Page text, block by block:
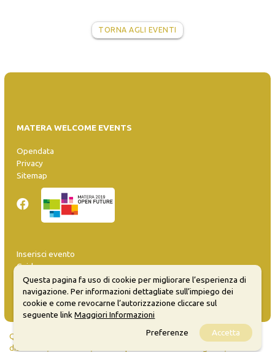
TORNA AGLI EVENTI
MATERA WELCOME EVENTS
Opendata
Privacy
Sitemap
Inserisci evento
Guida
FAQ
info@materaevents.it
Quanto realizzato è sottoposto a licenza CC-BY-SA che permette di
distribuire, modificare, creare opere derivate dall'originale, anche a
Questa pagina fa uso di cookie per migliorare l’esperienza di
navigazione. Per informazioni dettagliate sull’impiego dei
cookie e come revocarne l’autorizzazione cliccare sul
seguente linkMaggiori Informazioni
Preferenze
Accetta